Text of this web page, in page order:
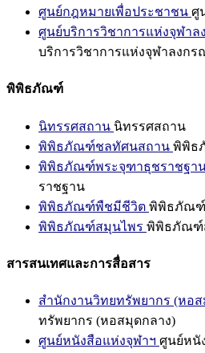
ศูนย์กฎหมายเพื่อประชาชน ศู
ศูนย์บริการวิชาการแห่งจุฬา
บริการวิชาการแห่งจุฬาลงก
พิพิธภัณฑ์
นิทรรศสถาน นิทรรศสถาน
พิพิธภัณฑ์ชลทัศนสถาน พิพิธ
พิพิธภัณฑ์พระจุฑาธุชราชฐา
ราชฐาน
พิพิธภัณฑ์พืชมีชีวิต พิพิธภัณ
พิพิธภัณฑ์สมุนไพร พิพิธภัณฑ์
สารสนเทศและการสื่อสาร
สำนักงานวิทยทรัพยากร (หอ
ทรัพยากร (หอสมุดกลาง)
ศูนย์หนังสือแห่งจุฬาฯ ศูนย์หนั